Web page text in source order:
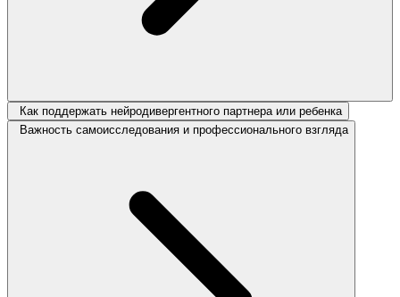
Как поддержать нейродивергентного партнера или ребенка
Важность самоисследования и профессионального взгляда